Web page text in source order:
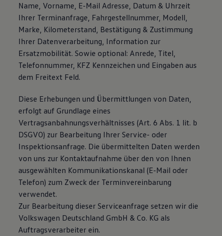
Name, Vorname, E-Mail Adresse, Datum & Uhrzeit
Ihrer Terminanfrage, Fahrgestellnummer, Modell,
Marke, Kilometerstand, Bestätigung & Zustimmung
Ihrer Datenverarbeitung, Information zur
Ersatzmobilität. Sowie optional: Anrede, Titel,
Telefonnummer, KFZ Kennzeichen und Eingaben aus
dem Freitext Feld.
Diese Erhebungen und Übermittlungen von Daten,
erfolgt auf Grundlage eines
Vertragsanbahnungsverhältnisses (Art. 6 Abs. 1 lit. b
DSGVO) zur Bearbeitung Ihrer Service- oder
Inspektionsanfrage. Die übermittelten Daten werden
von uns zur Kontaktaufnahme über den von Ihnen
ausgewählten Kommunikationskanal (E-Mail oder
Telefon) zum Zweck der Terminvereinbarung
verwendet.
Zur Bearbeitung dieser Serviceanfrage setzen wir die
Volkswagen Deutschland GmbH & Co. KG als
Auftragsverarbeiter ein.